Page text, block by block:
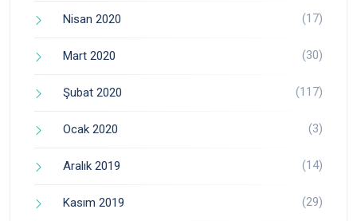
Nisan 2020 (17)
Mart 2020 (30)
Şubat 2020 (117)
Ocak 2020 (3)
Aralık 2019 (14)
Kasım 2019 (29)